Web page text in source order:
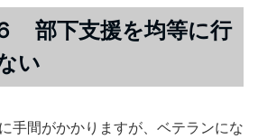
部下支援を均等に行
い
手間がかかりますが、ベテランにな